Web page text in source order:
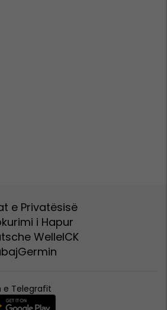
e Privatësisë
i Hapur
WelleICK
Germin
e Telegrafit